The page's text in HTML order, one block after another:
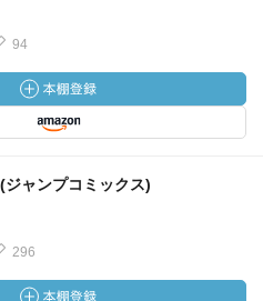
94
ャンプコミックス)
296